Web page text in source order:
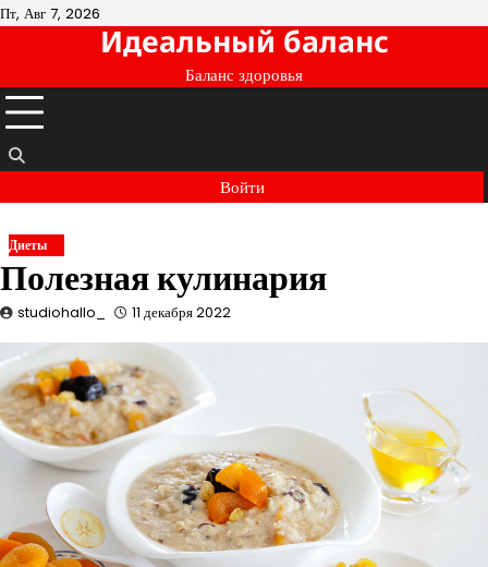
Перейти
Пт, Авг 7, 2026
Идеальный баланс
Баланс здоровья
Войти
Диеты
Полезная кулинария
studiohallo_ 11 декабря 2022